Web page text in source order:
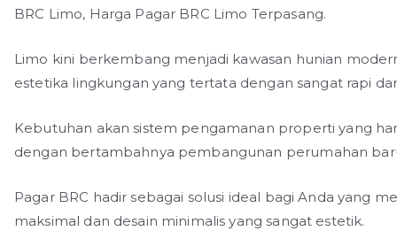
BRC Limo, Harga Pagar BRC Limo Terpasang.
Limo kini berkembang menjadi kawasan hunian
estetika lingkungan yang tertata dengan sangat rapi
Kebutuhan akan sistem pengamanan properti yang
dengan bertambahnya pembangunan perumahan
Pagar BRC hadir sebagai solusi ideal bagi Anda yang
maksimal dan desain minimalis yang sangat estetik.